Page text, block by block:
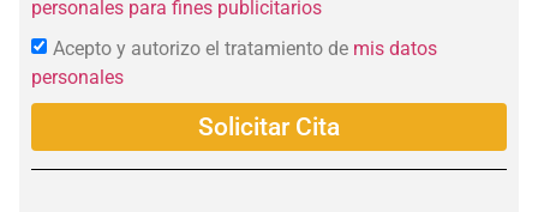
personales para fines publicitarios
Acepto y autorizo el tratamiento de mis datos
personales
Solicitar Cita